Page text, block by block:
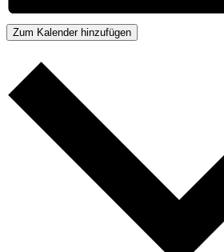
Zum Kalender hinzufügen